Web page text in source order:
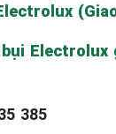
385